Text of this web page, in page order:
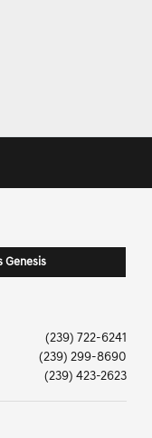
Genesis
(239) 722-6241
(239) 299-8690
(239) 423-2623